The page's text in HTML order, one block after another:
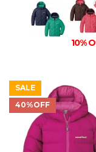
10%
SALE
40%OFF